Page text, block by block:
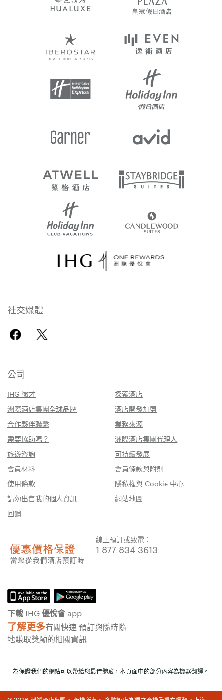
社交媒體
公司
IHG 徵才
探索酒店
洲際酒店集團全球品牌
酒店開發加盟
合作夥伴聯繫
業務來源
需要協助嗎？
洲際酒店集團代理人
旅遊咨詢
可持續發展
會員材料
會員條款與附則
使用條款
隱私權與 Cookie 中心
請勿出售我的個人資訊
網站地圖
回饋
線上預訂或致電：
1 877 834 3613
下載 IHG 優悅會 app
了解更多有關快速 預訂與隨時隨
地賺取獎勵的相關資訊
為保證我們的網站可以帶給您最佳體驗，本頁面中的部分內容為機器翻譯。